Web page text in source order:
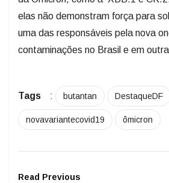
elas não demonstram força para
uma das responsáveis pela nova
contaminações no Brasil e em
Tags : butantan DestaqueDF
novavariantecovid19 ômicron
Read Previous